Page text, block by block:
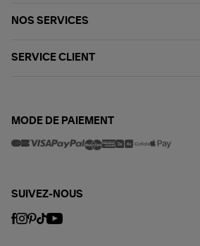
NOS SERVICES
SERVICE CLIENT
MODE DE PAIEMENT
SUIVEZ-NOUS